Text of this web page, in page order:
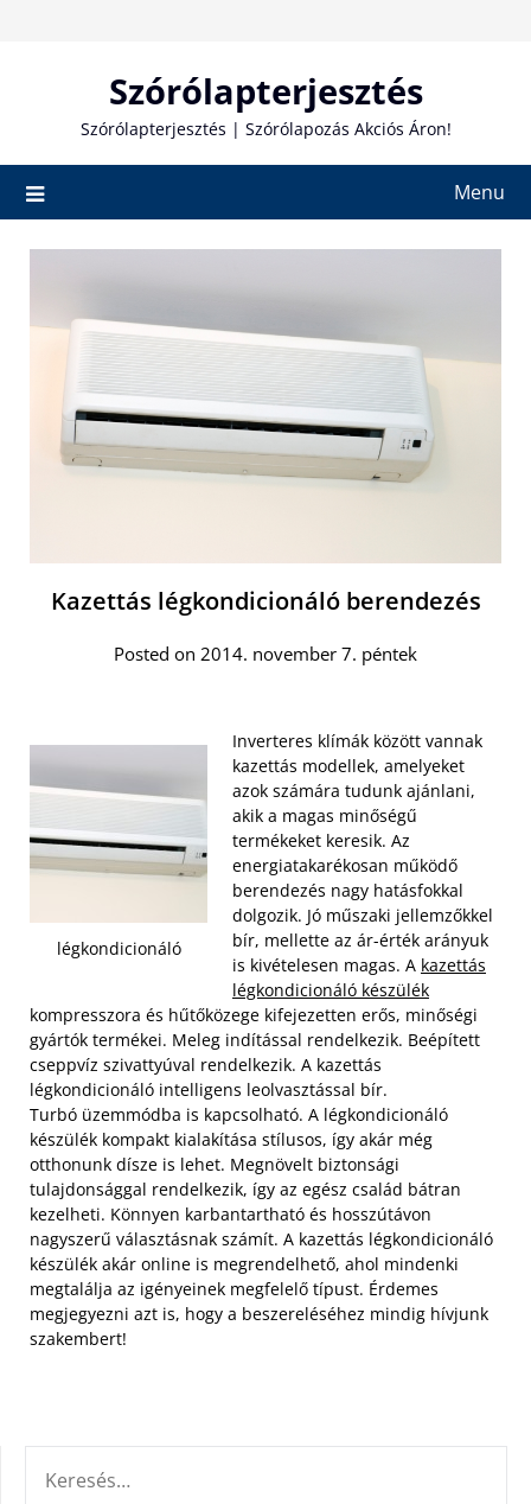
Szórólapterjesztés
Szórólapterjesztés | Szórólapozás Akciós Áron!
Menu
Kazettás légkondicionáló berendezés
Posted on 2014. november 7. péntek
légkondicionáló
Inverteres klímák között vannak
kazettás modellek, amelyeket
azok számára tudunk ajánlani,
akik a magas minőségű
termékeket keresik. Az
energiatakarékosan működő
berendezés nagy hatásfokkal
dolgozik. Jó műszaki jellemzőkkel
bír, mellette az ár-érték arányuk
is kivételesen magas. A kazettás
légkondicionáló készülék
kompresszora és hűtőközege kifejezetten erős, minőségi
gyártók termékei. Meleg indítással rendelkezik. Beépített
cseppvíz szivattyúval rendelkezik. A kazettás
légkondicionáló intelligens leolvasztással bír.
Turbó üzemmódba is kapcsolható. A légkondicionáló
készülék kompakt kialakítása stílusos, így akár még
otthonunk dísze is lehet. Megnövelt biztonsági
tulajdonsággal rendelkezik, így az egész család bátran
kezelheti. Könnyen karbantartható és hosszútávon
nagyszerű választásnak számít. A kazettás légkondicionáló
készülék akár online is megrendelhető, ahol mindenki
megtalálja az igényeinek megfelelő típust. Érdemes
megjegyezni azt is, hogy a beszereléséhez mindig hívjunk
szakembert!